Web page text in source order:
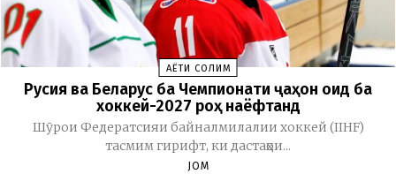
ҲАЁТИ СОЛИМ
Русия ва Беларус ба Чемпионати ҷаҳон оид ба
хоккей-2027 роҳ наёфтанд
Шӯрои Федератсияи байналмилалии хоккей (IIHF)
тасмим гирифт, ки дастаҳои...
JOM